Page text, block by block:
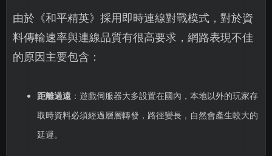
由於《和平精英》採用即時連線對戰模式，對於資
料傳輸速率與連線品質有很高要求，網路表現不佳
的原因主要包含：
距離過遠：遊戲伺服器大多設置在國內，本地以外的玩家存
取時資料必須經過層層轉發，路徑變長，自然會產生較大的
延遲。